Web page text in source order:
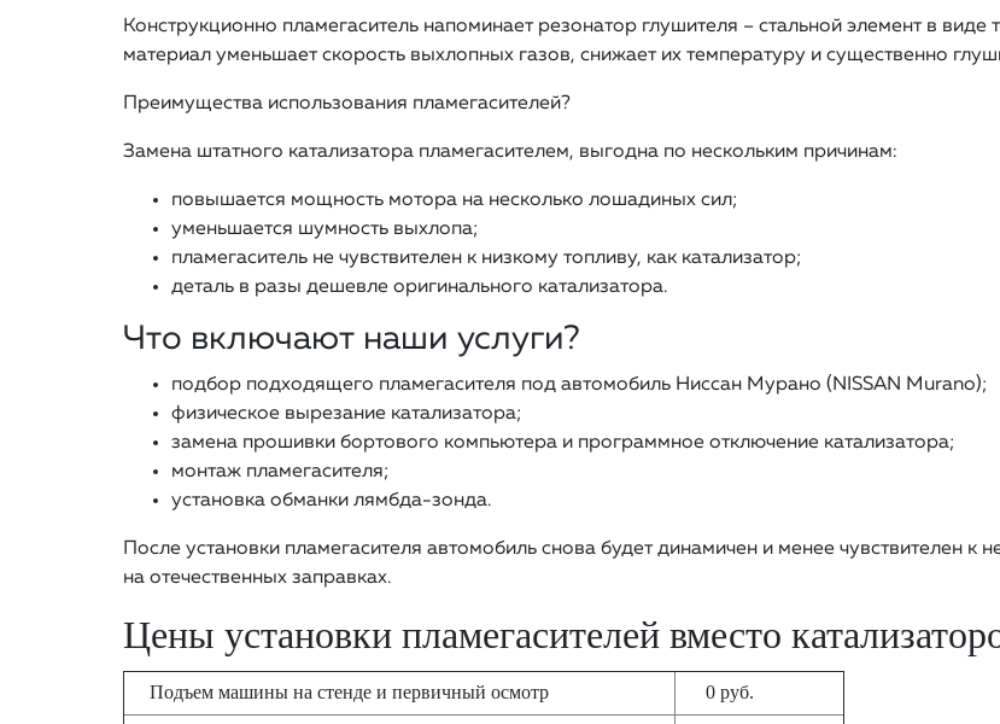
Конструкционно пламегаситель напоминает резонатор глушителя – стальной элемент в
материал уменьшает скорость выхлопных газов, снижает их температуру и существенно
Преимущества использования пламегасителей?
Замена штатного катализатора пламегасителем, выгодна по нескольким причинам:
повышается мощность мотора на несколько лошадиных сил;
уменьшается шумность выхлопа;
пламегаситель не чувствителен к низкому топливу, как катализатор;
деталь в разы дешевле оригинального катализатора.
Что включают наши услуги?
подбор подходящего пламегасителя под автомобиль Ниссан Мурано (NISSAN Murano);
физическое вырезание катализатора;
замена прошивки бортового компьютера и программное отключение катализатора;
монтаж пламегасителя;
установка обманки лямбда-зонда.
После установки пламегасителя автомобиль снова будет динамичен и менее чувствителен к
на отечественных заправках.
Цены установки пламегасителей вместо
Подъем машины на стенде и первичный осмотр 0 руб.